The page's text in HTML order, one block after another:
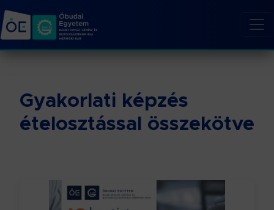
Gyakorlati képzés
ételosztással összekötve